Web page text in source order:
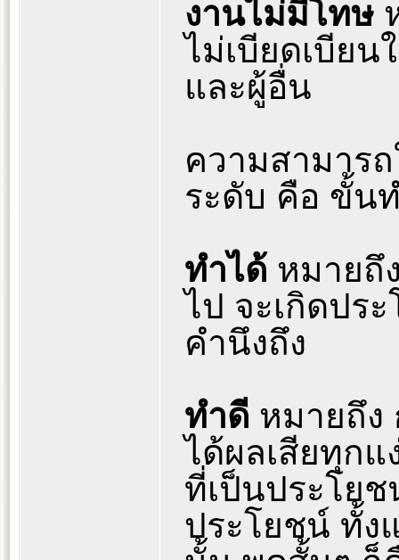
งานไม่มีโทษ
ไม่เบียดเบีย
และผู้อื่น
ความสามาร
ระดับ คือ ขั้น
ทำได้ หมายถึ
ไป จะเกิดปร
คำนึงถึง
ทำดี หมายถึง
ได้ผลเสียทุกแ
ที่เป็นประโยช
ประโยชน์ ทั้ง